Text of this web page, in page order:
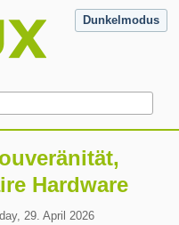
Dunkelmodus
Hardware
29. April 2026